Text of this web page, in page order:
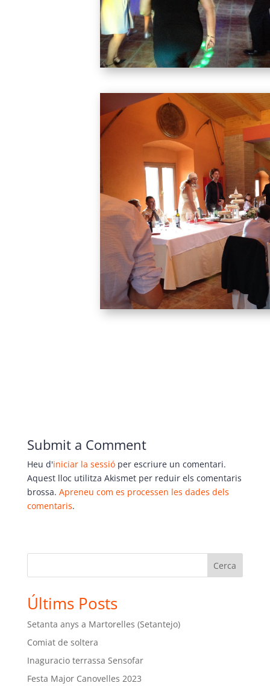
Submit a Comment
Heu d'iniciar la sessióper escriure un comentari.
Aquest lloc utilitza Akismet per reduir els comentaris
brossa. Apreneu com es processen les dades dels
comentaris.
Cerca
Últims Posts
Setanta anys a Martorelles (Setantejo)
Comiat de soltera
Inaguracio terrassa Sensofar
Festa Major Canovelles 2023